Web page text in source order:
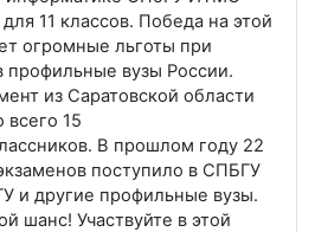
для 11 классов. Победа на этой
огромные льготы при
профильные вузы России.
из Саратовской области
всего 15
В прошлом году 22
поступило в СПБГУ
и другие профильные вузы.
шанс! Участвуйте в этой